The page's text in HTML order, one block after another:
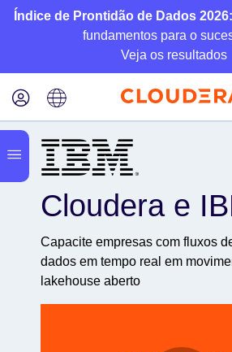
Índice de Prontidão de Dados 2026:
fundamentos para o
Veja os resultados
Cloudera e
Capacite empresas com fluxos
dados em tempo real em
lakehouse aberto